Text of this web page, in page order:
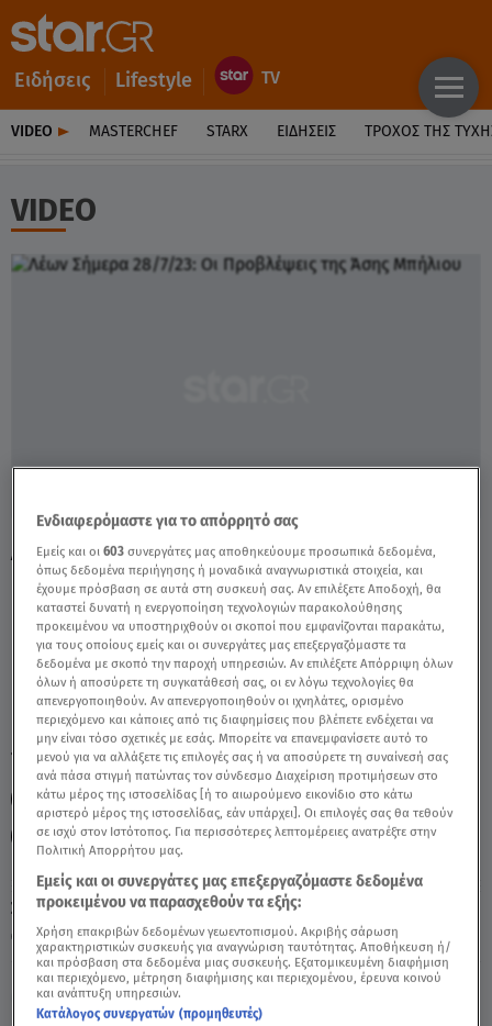
Ειδήσεις Lifestyle
VIDEO MASTERCHEF STARX ΕΙΔΉΣΕΙΣ ΤΡΟΧΌΣ ΤΗΣ
VIDEO
Σάββατο 8 Αυγούστου 2026
28.07.23, 11:56 ΖΩΔΙΑ
Λέων Σήμερα 28/7/23: Οι Προβλέψεις της
Άσης Μπήλιου - Video
TAGS: ΖΩΔΙΑ ΛΕΩΝ ΑΣΗ ΜΠΗΛΙΟΥ
ΖΩΔΙΑ ΑΣΗ ΜΠΗΛΙΟΥ
ΑΣΤΡΟΛΟΓΙΚΕΣ ΠΡΟΒΛΕΨΕΙΣ
ΗΜΕΡΗΣΙΕΣ ΠΡΟΒΛΕΨΕΙΣ
ΖΩΔΙΑ ΣΗΜΕΡΑ
Ενδιαφερόμαστε για το απόρρητό σας
Εμείς και οι603 συνεργάτες μας αποθηκεύουμε προσωπικά δεδομένα,
όπως δεδομένα περιήγησης ή μοναδικά αναγνωριστικά στοιχεία, και
έχουμε πρόσβαση σε αυτά στη συσκευή σας. Αν επιλέξετε Αποδοχή, θα
καταστεί δυνατή η ενεργοποίηση τεχνολογιών παρακολούθησης
προκειμένου να υποστηριχθούν οι σκοποί που εμφανίζονται παρακάτω,
για τους οποίους εμείς και οι συνεργάτες μας επεξεργαζόμαστε τα
δεδομένα με σκοπό την παροχή υπηρεσιών. Αν επιλέξετε Απόρριψη όλων
όλων ή αποσύρετε τη συγκατάθεσή σας, οι εν λόγω τεχνολογίες θα
απενεργοποιηθούν. Αν απενεργοποιηθούν οι ιχνηλάτες, ορισμένο
περιεχόμενο και κάποιες από τις διαφημίσεις που βλέπετε ενδέχεται να
μην είναι τόσο σχετικές με εσάς. Μπορείτε να επανεμφανίσετε αυτό το
μενού για να αλλάξετε τις επιλογές σας ή να αποσύρετε τη συναίνεσή σας
ανά πάσα στιγμή πατώντας τον σύνδεσμο Διαχείριση προτιμήσεων στο
κάτω μέρος της ιστοσελίδας [ή το αιωρούμενο εικονίδιο στο κάτω
αριστερό μέρος της ιστοσελίδας, εάν υπάρχει]. Οι επιλογές σας θα τεθούν
σε ισχύ στον Ιστότοπος. Για περισσότερες λεπτομέρειες ανατρέξτε στην
Πολιτική Απορρήτου μας.
Εμείς και οι συνεργάτες μας επεξεργαζόμαστε δεδομένα
προκειμένου να παρασχεθούν τα εξής:
Χρήση επακριβών δεδομένων γεωεντοπισμού. Ακριβής σάρωση
χαρακτηριστικών συσκευής για αναγνώριση ταυτότητας. Αποθήκευση ή/
και πρόσβαση στα δεδομένα μιας συσκευής. Εξατομικευμένη διαφήμιση
και περιεχόμενο, μέτρηση διαφήμισης και περιεχομένου, έρευνα κοινού
και ανάπτυξη υπηρεσιών.
Κατάλογος συνεργατών (προμηθευτές)